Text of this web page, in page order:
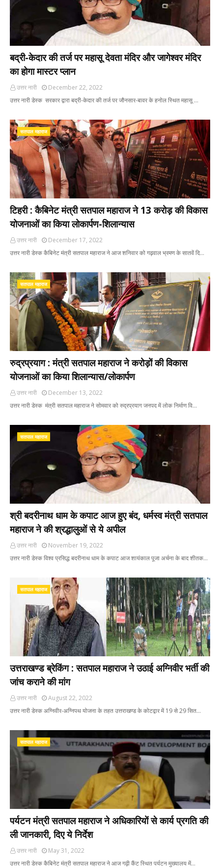
बद्री-केदार की तर्ज पर महासू देवता मंदिर और जागेश्वर मंदिर
का होगा मास्टर प्लान
उत्तर नारी
December 22, 2022
उत्तर नारी डेस्क सरकार द्वारा बद्री-केदार की तर्ज पर जौनसार-बावर के हनोल स्थित महासू …
सतपाल महाराज
टिहरी : कैबिनेट मंत्री सतपाल महाराज ने 13 करोड़ की विकास
योजनाओं का किया लोकार्पण-शिलान्यास
उत्तर नारी
December 17, 2022
उत्तर नारी डेस्क कैबिनेट मंत्री सतपाल महाराज ने आज शनिवार को गढ़वाल भ्रमण के सातवें दि…
सतपाल महाराज
रुद्रप्रयाग : मंत्री सतपाल महाराज ने करोड़ों की विकास
योजनाओं का किया शिलान्यास/लोकार्पण
उत्तर नारी
December 13, 2022
उत्तर नारी डेस्क मंत्री सतपाल महाराज ने सोमवार को रुद्रप्रयाग जनपद में लोक निर्माण वि…
सतपाल महाराज
श्री बदरीनाथ धाम के कपाट आज हुए बंद, धर्मस्व मंत्री सतपाल
महाराज ने की श्रद्धालुओं से ये अपील
उत्तर नारी
November 19, 2022
उत्तर नारी डेस्क विश्व प्रसिद्ध बदरीनाथ धाम के कपाट आज शायंकाल पूजा अर्चना के बाद शीतक…
सतपाल महाराज
उत्तराखण्ड ब्रेकिंग : सतपाल महाराज ने उठाई अग्निवीर भर्ती की
जांच कराने की मांग
उत्तर नारी
August 22, 2022
उत्तर नारी डेस्क अग्निवीर-अग्निपथ योजना के तहत उत्तराखण्ड के कोटद्वार में 19 से 29 सित…
सतपाल महाराज
पर्यटन मंत्री सतपाल महाराज ने अधिकारियों से कार्य प्रगति की
ली जानकारी, दिए ये निर्देश
उत्तर नारी
May 31, 2022
उत्तर नारी डेस्क कैबिनेट मंत्री सतपाल महाराज ने आज गढ़ी कैंट स्थित पर्यटन मुख्यालय में…